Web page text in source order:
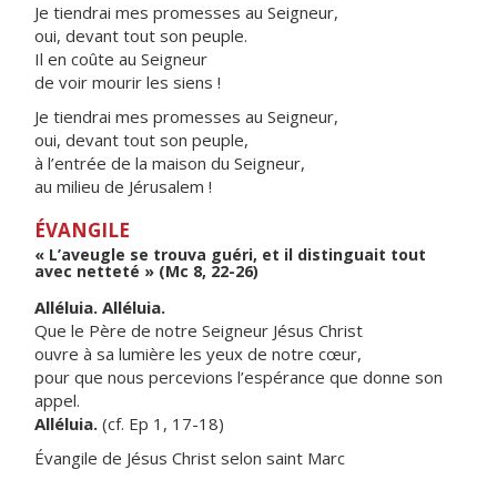
Je tiendrai mes promesses au Seigneur,
oui, devant tout son peuple.
Il en coûte au Seigneur
de voir mourir les siens !
Je tiendrai mes promesses au Seigneur,
oui, devant tout son peuple,
à l’entrée de la maison du Seigneur,
au milieu de Jérusalem !
ÉVANGILE
« L’aveugle se trouva guéri, et il distinguait tout
avec netteté » (Mc 8, 22-26)
Alléluia. Alléluia.
Que le Père de notre Seigneur Jésus Christ
ouvre à sa lumière les yeux de notre cœur,
pour que nous percevions l’espérance que donne son
appel.
Alléluia. (cf. Ep 1, 17-18)
Évangile de Jésus Christ selon saint Marc